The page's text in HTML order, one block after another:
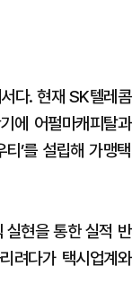
다. 현재 SK텔레콤
에 어펄마캐피탈과
’를 설립해 가맹택
현을 통한 실적 반
려다가 택시업계와